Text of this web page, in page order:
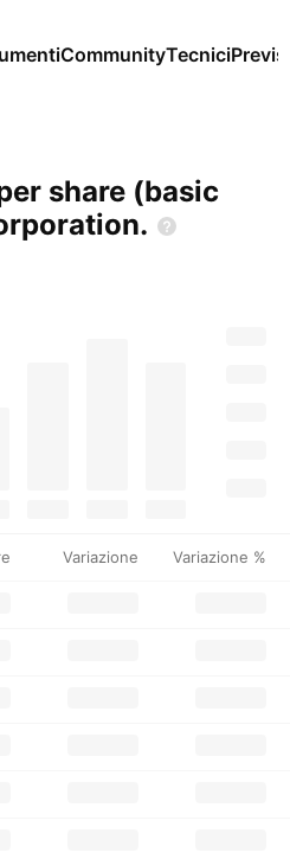
CommunityTecnici
share (basic
Variazione Variazione %